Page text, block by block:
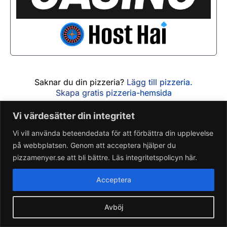
Vi värdesätter din integritet
Vi vill använda beteendedata för att förbättra din upplevelse
på webbplatsen. Genom att acceptera hjälper du
pizzamenyer.se att bli bättre. Läs integritetspolicyn här.
Avböj
Acceptera
Söndag
11:00 - 22:00
Fredag 11:00 - 21:30
Lördag
11:00 - 21:30
Söndag
11:00 - 21:30
Saknar du din pizzeria? Lägg till pizzeria.
Skapa gratis pizzeria-hemsida
Läs om pizzamenyer.se
Artiklar & nyheter
Rensa cookieval